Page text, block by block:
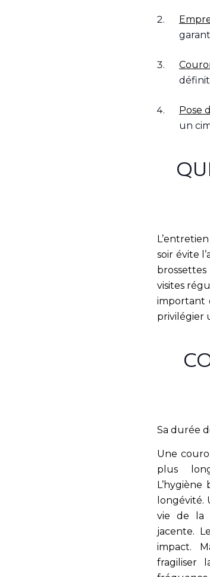
Pose
un
soir évite
visites
important
privilégier
Sa durée
Une
plus
vie de la
jacente.
impact.
fragiliser